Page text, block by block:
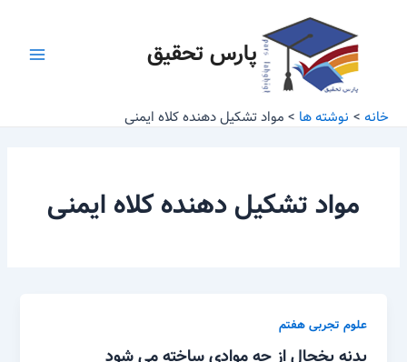
پارس تحقیق
خانه نوشته ها مواد تشکیل دهنده کلاه ایمنی
مواد تشکیل دهنده کلاه ایمنی
علوم تجربی هفتم
بدنه یخچال از چه موادی ساخته می شود